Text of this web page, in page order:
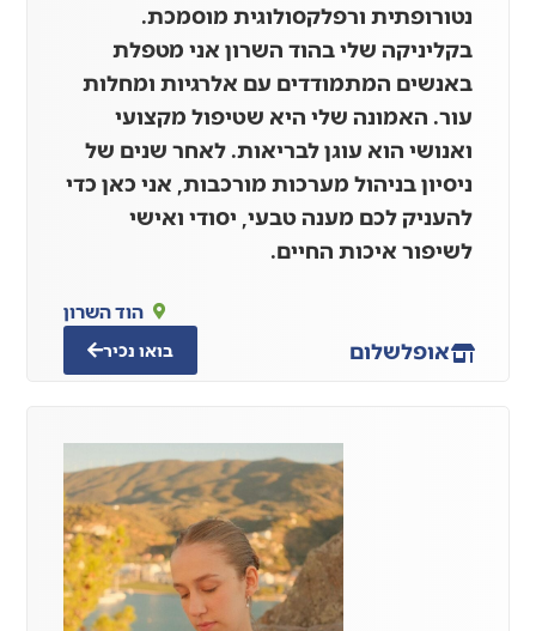
נטורופתית ורפלקסולוגית מוסמכת.
בקליניקה שלי בהוד השרון אני מטפלת
באנשים המתמודדים עם אלרגיות ומחלות
עור. האמונה שלי היא שטיפול מקצועי
ואנושי הוא עוגן לבריאות. לאחר שנים של
ניסיון בניהול מערכות מורכבות, אני כאן כדי
להעניק לכם מענה טבעי, יסודי ואישי
לשיפור איכות החיים.
אופלשלום
הוד השרון
בואו נכיר